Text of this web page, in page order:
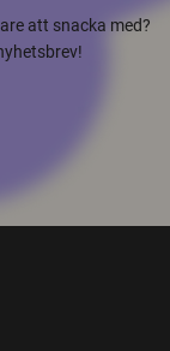
att snacka med?